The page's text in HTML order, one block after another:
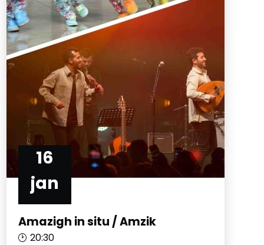
16
jan
Amazigh in situ / Amzik
20:30